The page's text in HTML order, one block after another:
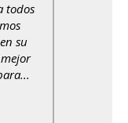
todos
su